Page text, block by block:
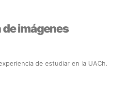
de imágenes
de estudiar en la UACh.